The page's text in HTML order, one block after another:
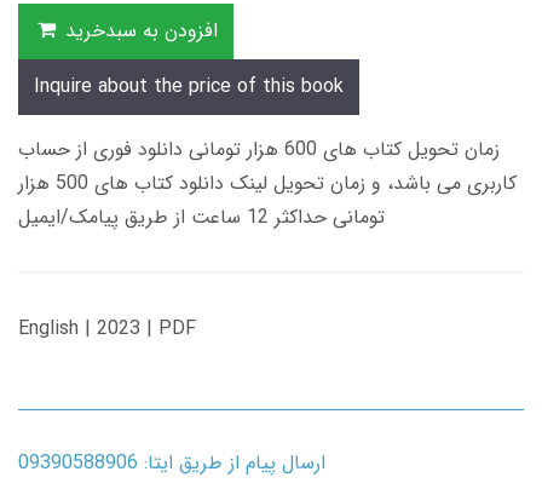
افزودن به سبدخرید
Inquire about the price of this book
زمان تحویل کتاب های 600 هزار تومانی دانلود فوری از حساب
کاربری می باشد، و زمان تحویل لینک دانلود کتاب های 500 هزار
تومانی حداکثر 12 ساعت از طریق پیامک/ایمیل
English | 2023 | PDF
ارسال پیام از طریق ایتا: 09390588906